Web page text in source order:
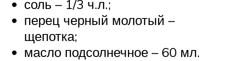
соль – 1/3 ч.л.;
перец черный молотый –
щепотка;
масло подсолнечное – 60 мл.